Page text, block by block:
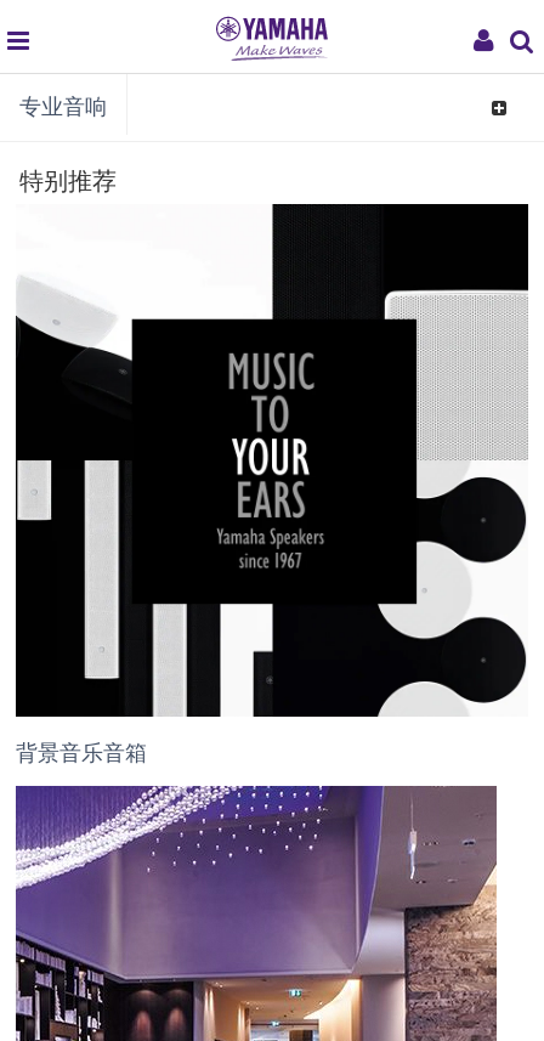
My
global
navigation
专业音响
Toggle
特别推荐
背景音乐音箱